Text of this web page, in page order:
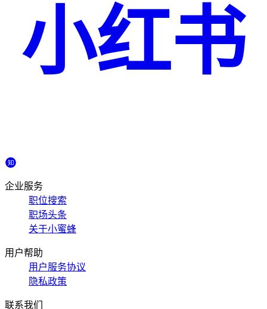
小红书
企业服务
职位搜索
职场头条
关于小蜜蜂
用户帮助
用户服务协议
隐私政策
联系我们